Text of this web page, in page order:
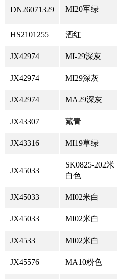
DN26071329 MI20军绿
HS2101255 酒红
JX42974 MI-29深灰
JX42974 MI29深灰
JX42974 MA29深灰
JX43307 藏青
JX43316 MI19草绿
JX45033
SK0825-202米
白色
JX45033 MI02米白
JX45033 MI02米白
JX4533 MI02米白
JX45576 MA10粉色